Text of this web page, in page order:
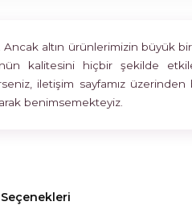
altın ürünlerimizin büyük
kalitesini hiçbir şekilde
iletişim sayfamız
benimsemekteyiz.